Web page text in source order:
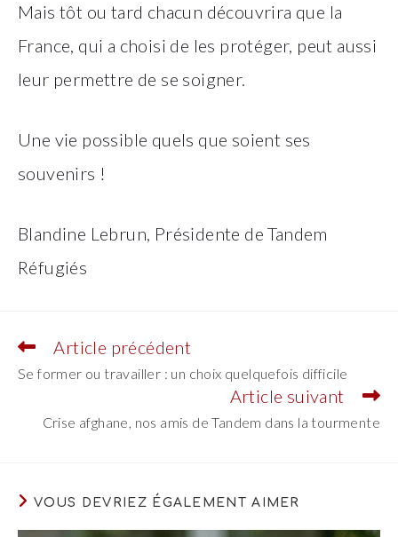
Mais tôt ou tard chacun découvrira que la
France, qui a choisi de les protéger, peut aussi
leur permettre de se soigner.
Une vie possible quels que soient ses
souvenirs !
Blandine Lebrun, Présidente de Tandem
Réfugiés
Read
articles
Article précédent
Se former ou travailler : un choix quelquefois difficile
Article suivant
Crise afghane, nos amis de Tandem dans la tourmente
VOUS DEVRIEZ ÉGALEMENT AIMER